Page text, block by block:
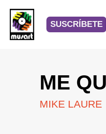
SUSCRÍBETE
ME
MIKE LAURE